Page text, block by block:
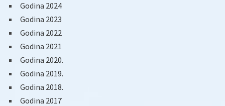
Godina 2024
Godina 2023
Godina 2022
Godina 2021
Godina 2020.
Godina 2019.
Godina 2018.
Godina 2017